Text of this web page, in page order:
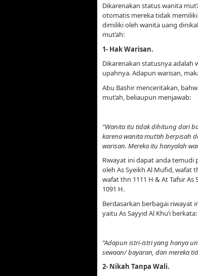
Dikarenakan status wanita
otomatis mereka tidak
dimiliki oleh wanita uang
mut’ah:
1- Hak Warisan.
Dikarenakan statusnya adalah
upahnya. Adapun warisan,
Abu Bashir menceritakan,
mut’ah, beliaupun menjawab:
“Wanita itu tidak dihitung dari
karena wanita mut’ah berpisah
warisan. Mereka itu hanyalah
Riwayat ini dapat anda temudi
oleh As Syeikh Al Mufid, wafat
wafat thn 1111 H & At Tafsir As
1091 H.
Berdasarkan berbagai riwayat
yaitu As Sayyid Al Khu’i berkata:
“Adapun istri-istri yang hanya
sewaan/ bayaran, dan mereka
2- Nikah Tanpa Wali.